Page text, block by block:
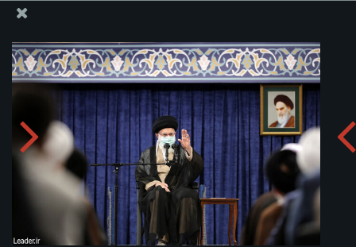
บรรดาสมาชิกสมัชชาอะฮ์ลุลบัยต์โลก เข้าพบท่านผู้นำ
สูงสุดการปฏิวัติอิสลาม
อัพโหลดอัลบั่ม: